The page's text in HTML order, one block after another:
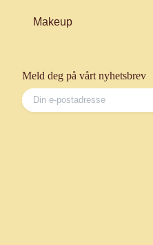
Makeup
Meld deg på vårt nyhetsbrev